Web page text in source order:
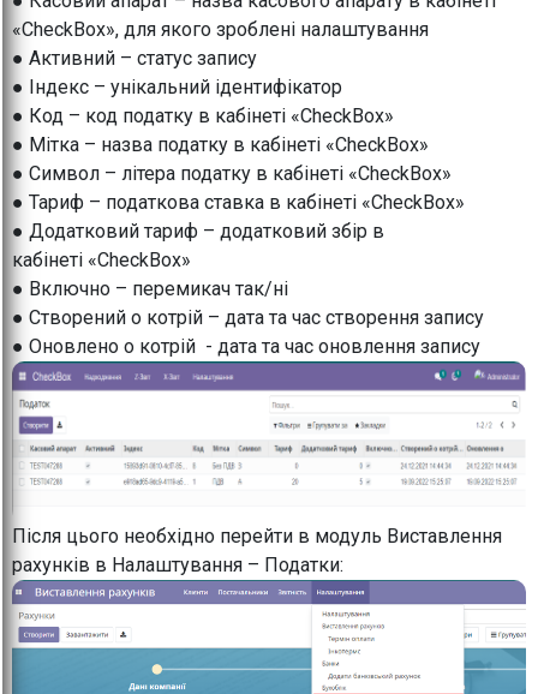
«CheckBox», для якого зроблені налаштування
● Активний – статус запису
● Індекс – унікальний ідентифікатор
● Код – код податку в кабінеті «CheckBox»
● Мітка – назва податку в кабінеті «CheckBox»
● Символ – літера податку в кабінеті «CheckBox»
● Тариф – податкова ставка в кабінеті «CheckBox»
● Додатковий тариф – додатковий збір в
кабінеті «CheckBox»
● Включно – перемикач так/ні
● Створений о котрій – дата та час створення запису
● Оновлено о котрій - дата та час оновлення запису
Після цього необхідно перейти в модуль Виставлення
рахунків в Налаштування – Податки: